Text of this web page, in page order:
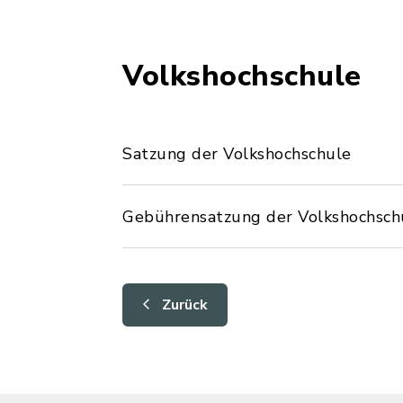
Volkshochschule
Satzung der Volkshochschule
Gebührensatzung der
Zurück